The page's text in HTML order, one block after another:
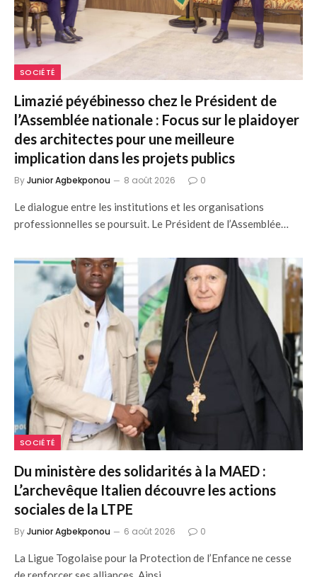
SOCIÉTÉ
Limazié péyébinesso chez le Président de
l’Assemblée nationale : Focus sur le plaidoyer
des architectes pour une meilleure
implication dans les projets publics
ByJunior Agbekponou 8 août 2026 0
Le dialogue entre les institutions et les organisations
professionnelles se poursuit. Le Président de l’Assemblée…
SOCIÉTÉ
Du ministère des solidarités à la MAED :
L’archevêque Italien découvre les actions
sociales de la LTPE
ByJunior Agbekponou 6 août 2026 0
La Ligue Togolaise pour la Protection de l’Enfance ne cesse